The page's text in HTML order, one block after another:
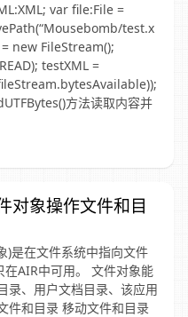
var file:File =
test.x
new FileStream();
testXML =
方法读取内容并
对象操作文件和目
)是在文件系统中指向文件
AIR中可用。 文件对象能
录、用户文档目录、该应用
件和目录 移动文件和目录